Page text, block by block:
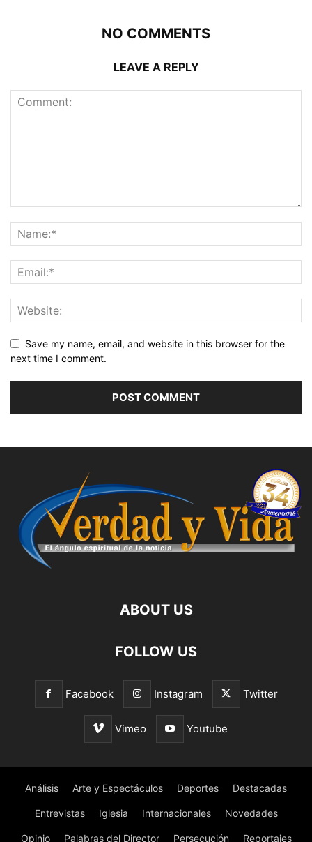
NO COMMENTS
LEAVE A REPLY
Save my name, email, and website in this browser for the
next time I comment.
ABOUT US
FOLLOW US
Facebook Instagram Twitter
Vimeo Youtube
Análisis Arte y Espectáculos Deportes Destacadas
Entrevistas Iglesia Internacionales Novedades
Opinio Palabras del Director Persecución Reportajes